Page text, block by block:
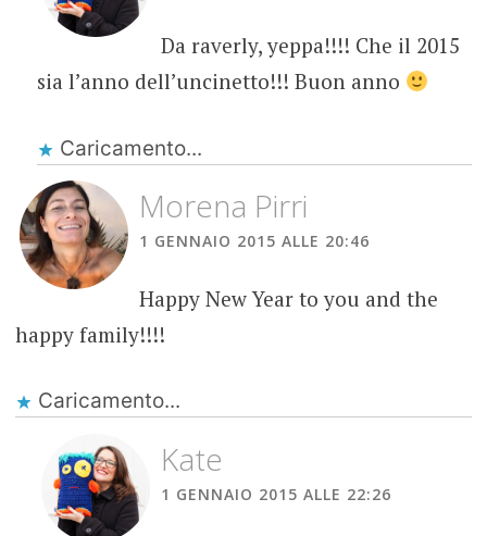
Da raverly, yeppa!!!! Che il 2015
sia l’anno dell’uncinetto!!! Buon anno
Caricamento...
Morena Pirri
1 GENNAIO 2015 ALLE 20:46
Happy New Year to you and the
happy family!!!!
Caricamento...
Kate
1 GENNAIO 2015 ALLE 22:26